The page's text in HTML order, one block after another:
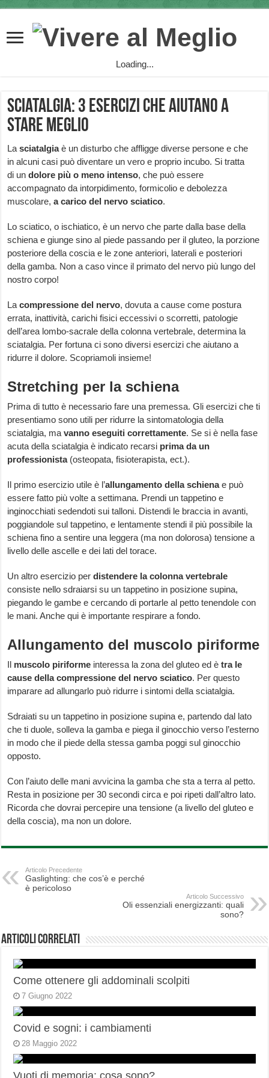
Loading...
Sciatalgia: 3 esercizi che aiutano a
stare meglio
Lasciatalgiaè un disturbo che affligge diverse persone e che
in alcuni casi può diventare un vero e proprio incubo. Si tratta
di undolore più o meno intenso, che può essere
accompagnato da intorpidimento, formicolio e debolezza
muscolare,a carico del nervo sciatico.
Lo sciatico, o ischiatico, è un nervo che parte dalla base della
schiena e giunge sino al piede passando per il gluteo, la porzione
posteriore della coscia e le zone anteriori, laterali e posteriori
della gamba. Non a caso vince il primato del nervo più lungo del
nostro corpo!
Lacompressione del nervo, dovuta a cause come postura
errata, inattività, carichi fisici eccessivi o scorretti, patologie
dell’area lombo-sacrale della colonna vertebrale, determina la
sciatalgia. Per fortuna ci sono diversi esercizi che aiutano a
ridurre il dolore. Scopriamoli insieme!
Stretching per la schiena
Prima di tutto è necessario fare una premessa. Gli esercizi che ti
presentiamo sono utili per ridurre la sintomatologia della
sciatalgia, mavanno eseguiti correttamente. Se si è nella fase
acuta della sciatalgia è indicato recarsi prima da un
professionista(osteopata, fisioterapista, ect.).
Il primo esercizio utile è l’allungamento della schienae può
essere fatto più volte a settimana. Prendi un tappetino e
inginocchiati sedendoti sui talloni. Distendi le braccia in avanti,
poggiandole sul tappetino, e lentamente stendi il più possibile la
schiena fino a sentire una leggera (ma non dolorosa) tensione a
livello delle ascelle e dei lati del torace.
Un altro esercizio perdistendere la colonna vertebrale
consiste nello sdraiarsi su un tappetino in posizione supina,
piegando le gambe e cercando di portarle al petto tenendole con
le mani. Anche qui è importante respirare a fondo.
Allungamento del muscolo piriforme
Il muscolo piriforme interessa la zona del gluteo ed è tra le
cause della compressione del nervo sciatico. Per questo
imparare ad allungarlo può ridurre i sintomi della sciatalgia.
Sdraiati su un tappetino in posizione supina e, partendo dal lato
che ti duole, solleva la gamba e piega il ginocchio verso l’esterno
in modo che il piede della stessa gamba poggi sul ginocchio
opposto.
Con l’aiuto delle mani avvicina la gamba che sta a terra al petto.
Resta in posizione per 30 secondi circa e poi ripeti dall’altro lato.
Ricorda che dovrai percepire una tensione (a livello del gluteo e
della coscia), ma non un dolore.
Articolo Precedente
Gaslighting: che cos’è e perché
è pericoloso
Articolo Successivo
Oli essenziali energizzanti: quali
sono?
Articoli correlati
Come ottenere gli addominali scolpiti
7 Giugno 2022
Covid e sogni: i cambiamenti
28 Maggio 2022